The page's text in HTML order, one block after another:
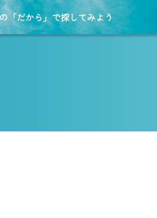
「だから」で探してみよう